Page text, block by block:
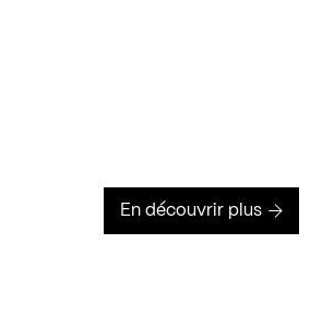
En découvrir plus